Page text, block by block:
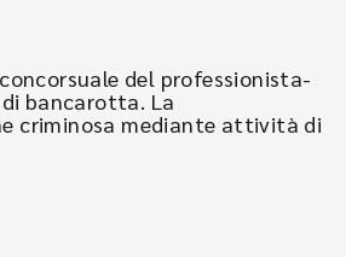
del professionista-
bancarotta. La
criminosa mediante attività di